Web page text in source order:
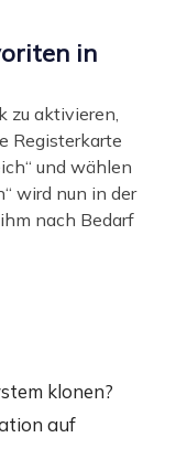
in
zu aktivieren,
Registerkarte
und wählen
wird nun in der
nach Bedarf
klonen?
auf